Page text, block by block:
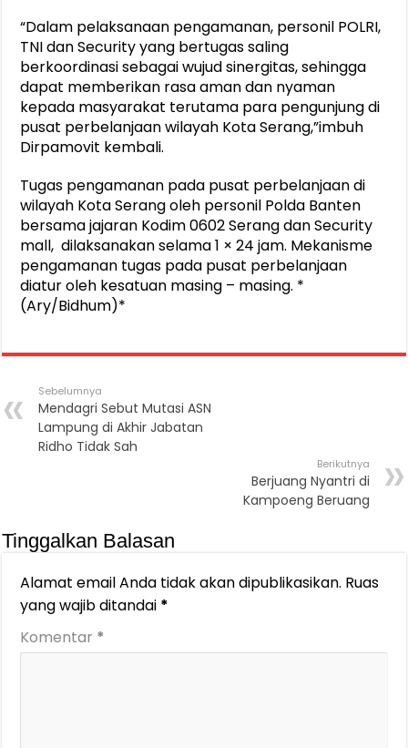
“Dalam pelaksanaan pengamanan, personil POLRI,
TNI dan Security yang bertugas saling
berkoordinasi sebagai wujud sinergitas, sehingga
dapat memberikan rasa aman dan nyaman
kepada masyarakat terutama para pengunjung di
pusat perbelanjaan wilayah Kota Serang,”imbuh
Dirpamovit kembali.
Tugas pengamanan pada pusat perbelanjaan di
wilayah Kota Serang oleh personil Polda Banten
bersama jajaran Kodim 0602 Serang dan Security
mall, dilaksanakan selama 1 × 24 jam. Mekanisme
pengamanan tugas pada pusat perbelanjaan
diatur oleh kesatuan masing – masing. *
(Ary/Bidhum)*
Sebelumnya
Mendagri Sebut Mutasi ASN
Lampung di Akhir Jabatan
Ridho Tidak Sah
Berikutnya
Berjuang Nyantri di
Kampoeng Beruang
Tinggalkan Balasan
Alamat email Anda tidak akan dipublikasikan. Ruas
yang wajib ditandai *
Komentar *